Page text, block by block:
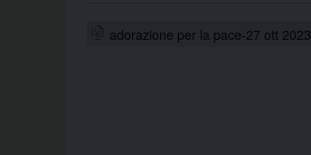
adorazione per la pace-27 ott 2023